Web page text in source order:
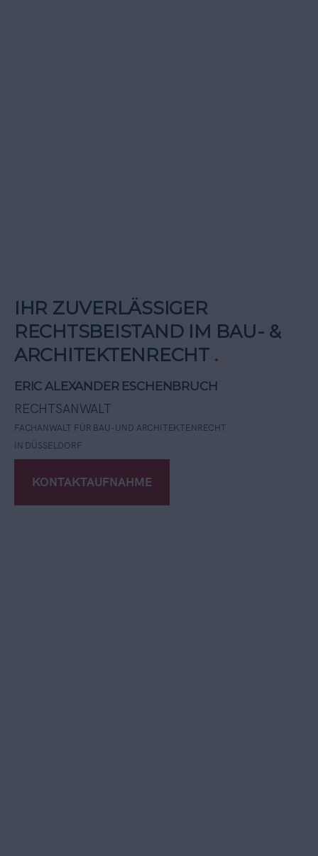
IHR ZUVERLÄSSIGER
RECHTSBEISTAND IM BAU- &
ARCHITEKTENRECHT .
ERIC ALEXANDER ESCHENBRUCH
RECHTSANWALT
FACHANWALT FÜR BAU- UND ARCHITEKTENRECHT
IN DÜSSELDORF
KONTAKTAUFNAHME